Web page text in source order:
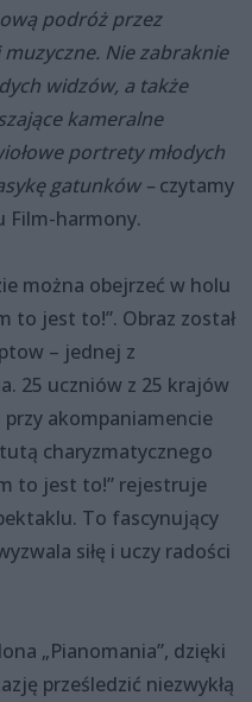
podróż przez
Nie zabraknie
widzów, a także
kameralne
portrety młodych
gatunków –czytamy
Film-harmony.
można obejrzeć w holu
to jest to!”. Obraz został
– jednej z
25 uczniów z 25 krajów
akompaniamencie
charyzmatycznego
to jest to!” rejestruje
To fascynujący
siłę i uczy radości
„Pianomania”, dzięki
prześledzić niezwykłą